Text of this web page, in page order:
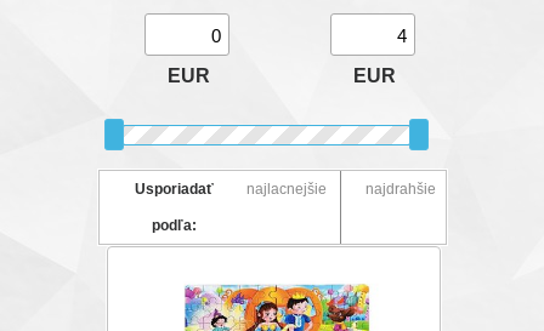
EUR EUR
Usporiadať
podľa:
najlacnejšie najdrahšie